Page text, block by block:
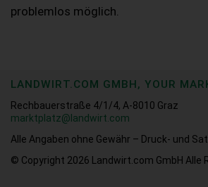
problemlos möglich.
LANDWIRT.COM GMBH, YOUR
Rechbauerstraße 4/1/4, A-8010 Graz
marktplatz@landwirt.com
Alle Angaben ohne Gewähr – Druck- und
© Copyright 2026
Landwirt.com GmbH Alle